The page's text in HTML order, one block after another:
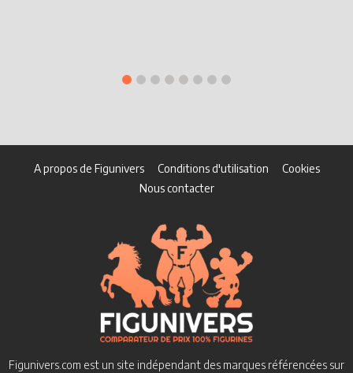
A propos de Figunivers Conditions d'utilisation
Cookies
Nous contacter
Figunivers.com est un site indépendant des marques référencées sur